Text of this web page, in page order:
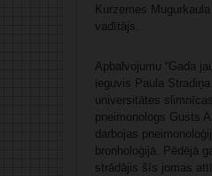
Kurzemes
vadītājs.
Apbalvojumu “Gada
ieguvis Paula
universitātes
pneimonologs Gusts
darbojas
bronholoģijā. Pēdējā
strādājis šīs jomas